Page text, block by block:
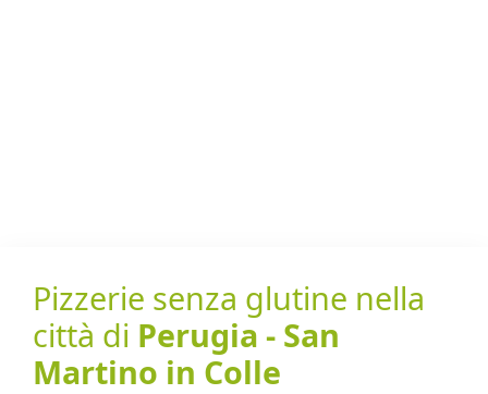
Pizzerie senza glutine nella
città di Perugia - San
Martino in Colle